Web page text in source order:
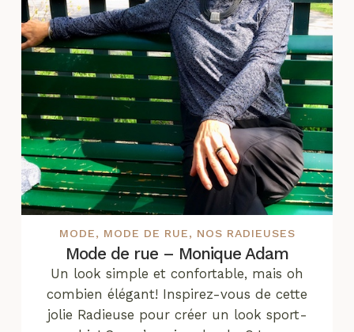
MODE, MODE DE RUE, NOS RADIEUSES
Mode de rue – Monique Adam
Un look simple et confortable, mais oh
combien élégant! Inspirez-vous de cette
jolie Radieuse pour créer un look sport-